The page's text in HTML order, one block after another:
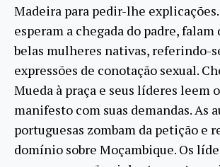
Madeira para pedir-lhe
esperam a chegada do padre, falam
belas mulheres nativas, referindo-
expressões de conotação sexual.
Mueda à praça e seus líderes leem
manifesto com suas demandas. As
portuguesas zombam da petição e
domínio sobre Moçambique. Os